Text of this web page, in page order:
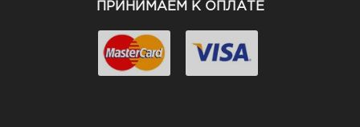
ПРИНИМАЕМ К ОПЛАТЕ